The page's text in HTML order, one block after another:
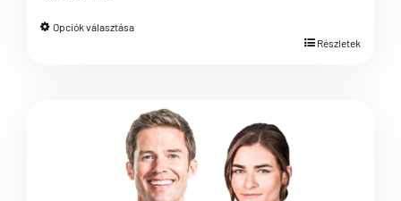
Opciók választása
Részletek